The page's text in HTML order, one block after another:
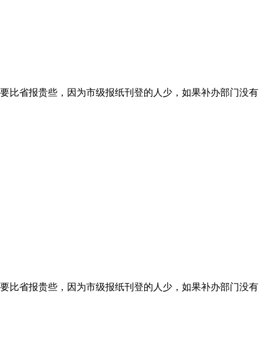
比省报贵些，因为市级报纸刊登的人少，如果补办部门没有
比省报贵些，因为市级报纸刊登的人少，如果补办部门没有